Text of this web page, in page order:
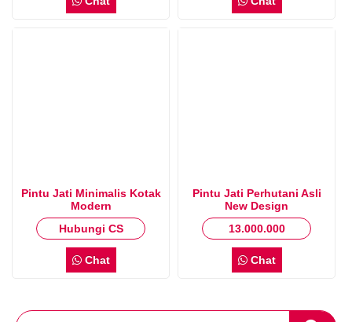
Pintu Jati Minimalis Kotak
Modern
Hubungi CS
Chat
Pintu Jati Perhutani Asli
New Design
13.000.000
Chat